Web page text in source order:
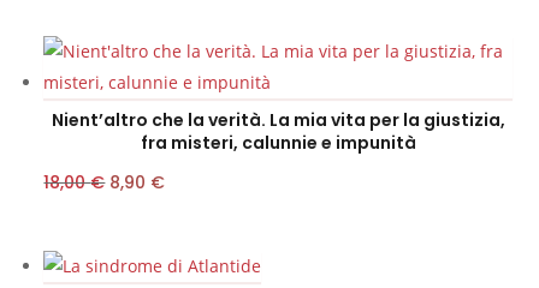
ERA:
12,00 €.
È:
5,50 €.
Nient’altro che la verità. La mia vita per la giustizia,
fra misteri, calunnie e impunità
18,00€ IL
ERA:
8,90 €IL
È: